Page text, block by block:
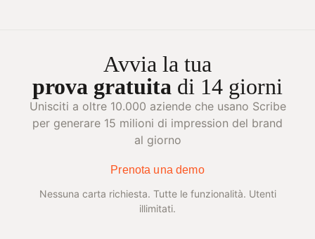
Avvia la tua
prova gratuita di 14 giorni
Unisciti a oltre 10.000 aziende che usano Scribe
per generare 15 milioni di impression del brand
al giorno
Prenota una demo
Nessuna carta richiesta. Tutte le funzionalità. Utenti
illimitati.